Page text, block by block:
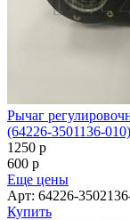
Рычаг
(64226-3501136-
1250 p
600 p
Еще цены
Арт: 64226-
Купить